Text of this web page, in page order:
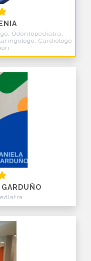
Odontopediatra,
Cardiólogo